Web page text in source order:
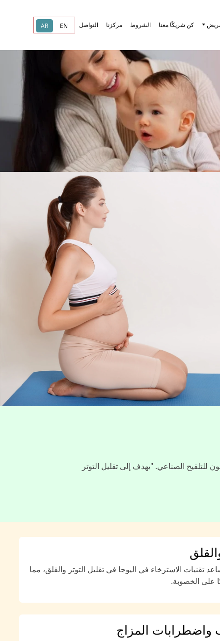
كن شريكًا معنا الشروط مركزنا التواصل EN
AR
للتلقيح الصناعي. "يهدف إلى تقليل التوتر
تقنيات الاسترخاء في اليوجا في تقليل التوتر والقلق، مما
على الخصوبة.
واضطرابات المزاج